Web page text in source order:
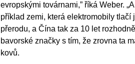
evropskými továrnami,” říká Weber.
příklad zemi, která elektromobily tlačí
přerodu, a Čína tak za 10 let
bavorské značky s tím, že zrovna ta
kovů.